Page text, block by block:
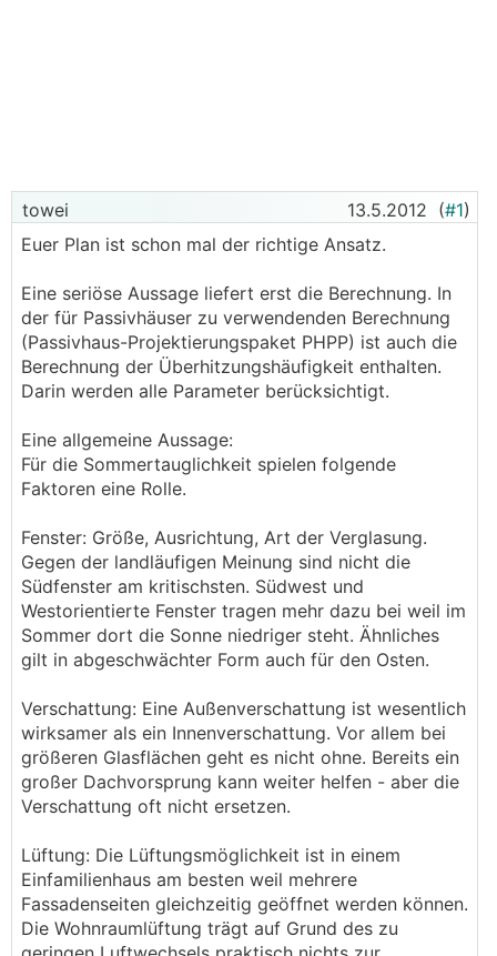
towei 13.5.2012 (#1)
Euer Plan ist schon mal der richtige Ansatz.
Eine seriöse Aussage liefert erst die Berechnung. In
der für Passivhäuser zu verwendenden Berechnung
(Passivhaus-Projektierungspaket PHPP) ist auch die
Berechnung der Überhitzungshäufigkeit enthalten.
Darin werden alle Parameter berücksichtigt.
Eine allgemeine Aussage:
Für die Sommertauglichkeit spielen folgende
Faktoren eine Rolle.
Fenster: Größe, Ausrichtung, Art der Verglasung.
Gegen der landläufigen Meinung sind nicht die
Südfenster am kritischsten. Südwest und
Westorientierte Fenster tragen mehr dazu bei weil im
Sommer dort die Sonne niedriger steht. Ähnliches
gilt in abgeschwächter Form auch für den Osten.
Verschattung: Eine Außenverschattung ist wesentlich
wirksamer als ein Innenverschattung. Vor allem bei
größeren Glasflächen geht es nicht ohne. Bereits ein
großer Dachvorsprung kann weiter helfen - aber die
Verschattung oft nicht ersetzen.
Lüftung: Die Lüftungsmöglichkeit ist in einem
Einfamilienhaus am besten weil mehrere
Fassadenseiten gleichzeitig geöffnet werden können.
Die Wohnraumlüftung trägt auf Grund des zu